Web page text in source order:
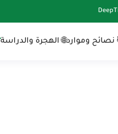
نصائح وموارد🌐 الهجرة والدراسة